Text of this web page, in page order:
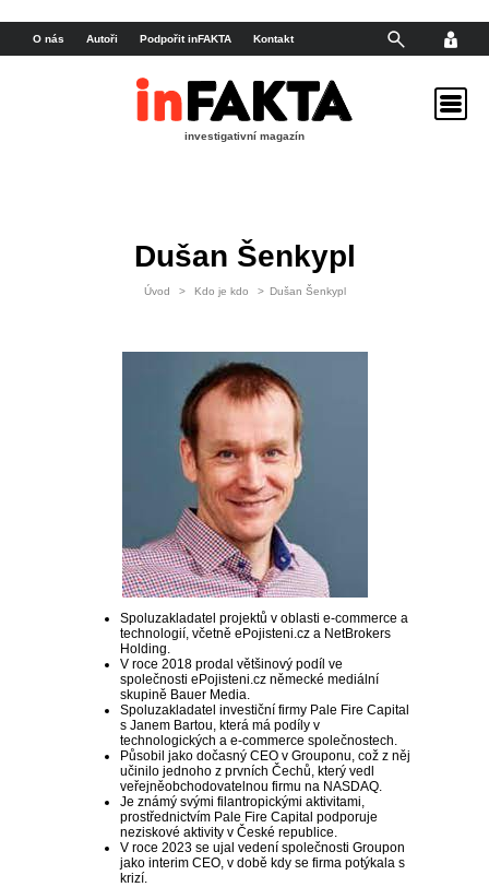
Dušan Šenkypl
Úvod > Kdo je kdo > Dušan Šenkypl
Spoluzakladatel projektů v oblasti e-commerce a
technologií, včetně ePojisteni.cz a NetBrokers
Holding.
V roce 2018 prodal většinový podíl ve
společnosti ePojisteni.cz německé mediální
skupině Bauer Media.
Spoluzakladatel investiční firmy Pale Fire Capital
s Janem Bartou, která má podíly v
technologických a e-commerce společnostech.
Působil jako dočasný CEO v Grouponu, což z něj
učinilo jednoho z prvních Čechů, který vedl
veřejněobchodovatelnou firmu na NASDAQ.
Je známý svými filantropickými aktivitami,
prostřednictvím Pale Fire Capital podporuje
neziskové aktivity v České republice.
V roce 2023 se ujal vedení společnosti Groupon
jako interim CEO, v době kdy se firma potýkala s
krizí.
investigativní magazín
O nás Autoři Podpořit inFAKTA Kontakt